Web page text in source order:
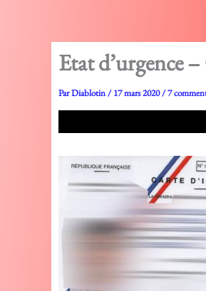
Etat d’urgence
ParDiablotin/17 mars 2020/7